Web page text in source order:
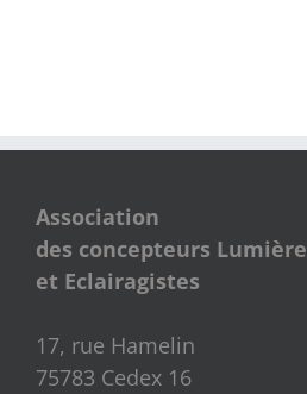
Association
des concepteurs Lumière
et Eclairagistes
17, rue Hamelin
75783 Cedex 16